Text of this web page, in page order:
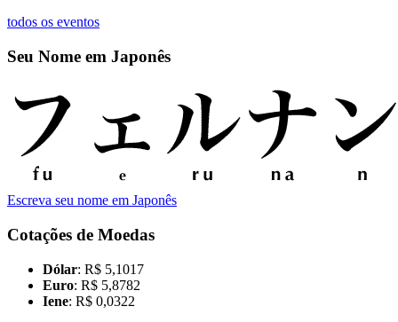
todos os eventos
Seu Nome em Japonês
Escreva seu nome em Japonês
Cotações de Moedas
Dólar: R$ 5,1017
Euro: R$ 5,8782
Iene: R$ 0,0322